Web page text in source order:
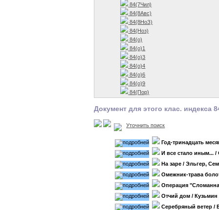
84(7Чил)
84(8Авс)
84(8НоЗ)
84(Ноз)
84(о)
84(о)1
84(о)3
84(о)4
84(о)6
84(о)9
84(Пор)
Документ для этого клас. индекса
Уточнить поиск
Год-тринадцать
И все стало иным... /
На заре / Эльгер,
Омежник-трава
Операция
Отчий дом /
Серебряный ветер /